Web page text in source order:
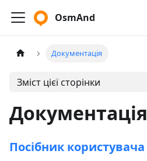
OsmAnd
Документація
Зміст цієї сторінки
Документація
Посібник користувача